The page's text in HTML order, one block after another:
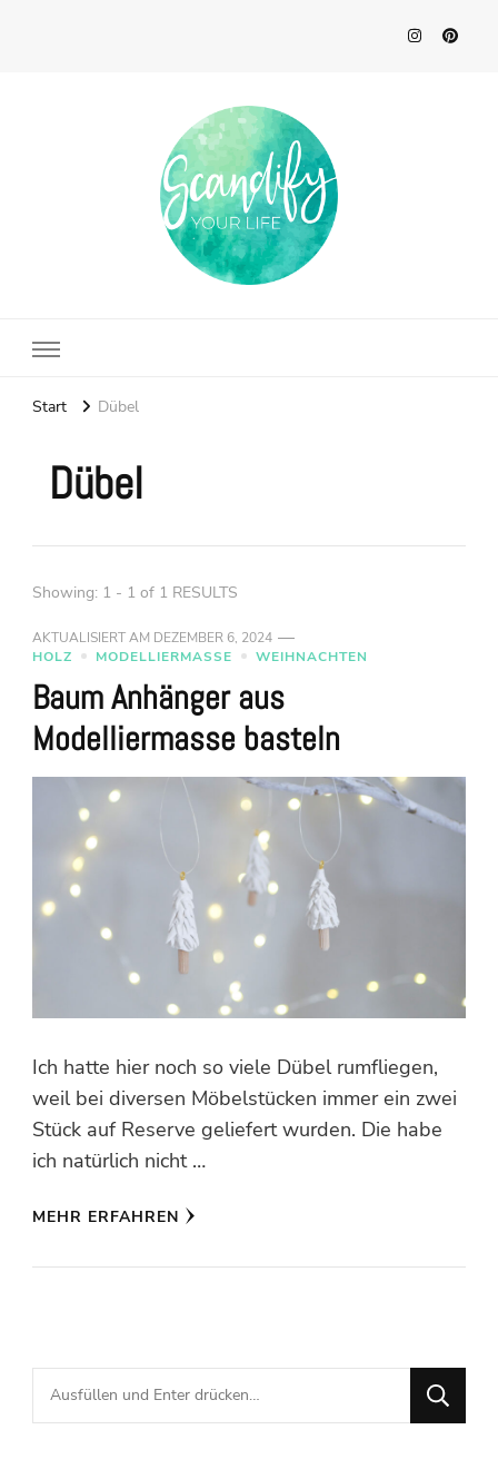
Start Dübel
Dübel
Showing: 1 - 1 of 1 RESULTS
AKTUALISIERT AM DEZEMBER 6, 2024
HOLZ
MODELLIERMASSE WEIHNACHTEN
Baum Anhänger aus
Modelliermasse basteln
Ich hatte hier noch so viele Dübel rumfliegen,
weil bei diversen Möbelstücken immer ein zwei
Stück auf Reserve geliefert wurden. Die habe
ich natürlich nicht …
MEHR ERFAHREN
Suchst
du